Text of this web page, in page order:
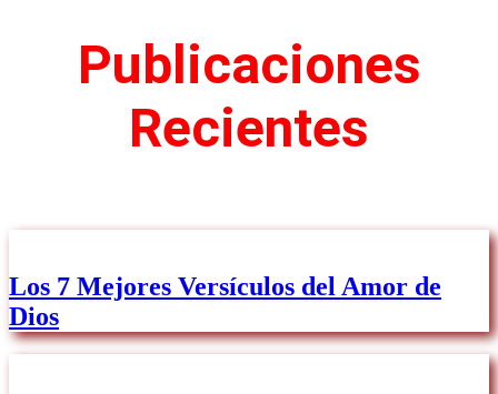
Publicaciones
Recientes
Los 7 Mejores Versículos del Amor de
Dios